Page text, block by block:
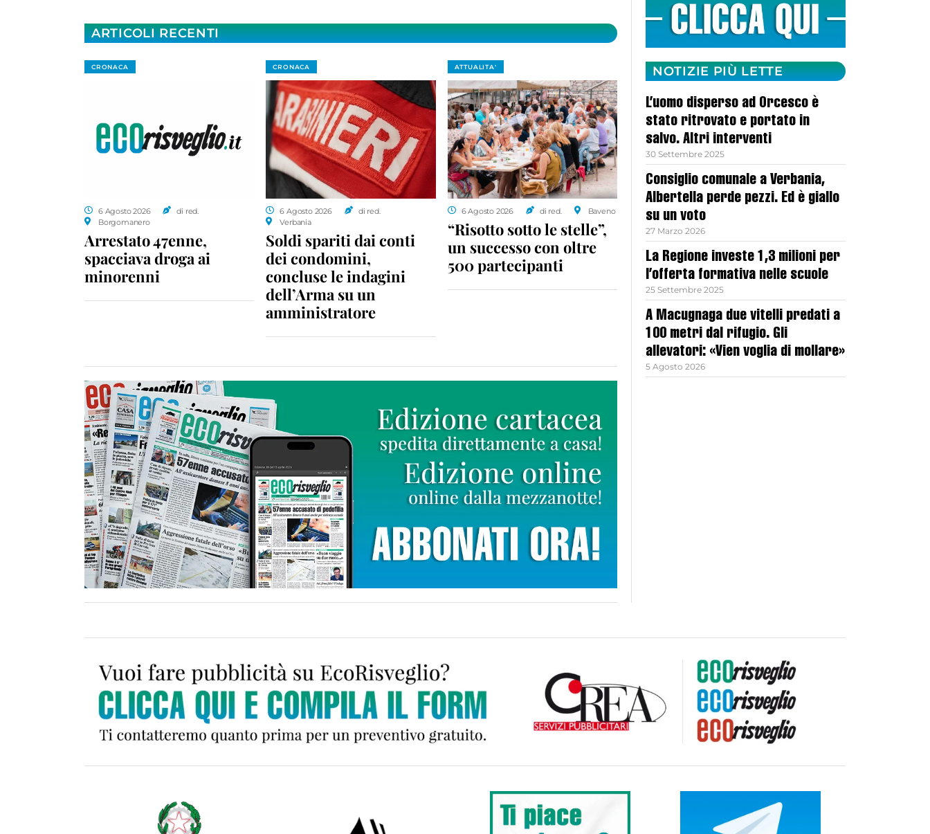
ARTICOLI RECENTI
CRONACA
6 Agosto 2026
di red.
Borgomanero
Arrestato 47enne,
spacciava droga ai
minorenni
CRONACA
6 Agosto 2026
di red.
Verbania
Soldi spariti dai conti
dei condomini,
concluse le indagini
dell’Arma su un
amministratore
ATTUALITA'
6 Agosto 2026 di red. Baveno
“Risotto sotto le stelle”,
un successo con oltre
500 partecipanti
NOTIZIE PIÙ LETTE
L’uomo disperso ad Orcesco è
stato ritrovato e portato in
salvo. Altri interventi
30 Settembre 2025
Consiglio comunale a Verbania,
Albertella perde pezzi. Ed è giallo
su un voto
27 Marzo 2026
La Regione investe 1,3 milioni per
l’offerta formativa nelle scuole
25 Settembre 2025
A Macugnaga due vitelli predati a
100 metri dal rifugio. Gli
allevatori: «Vien voglia di mollare»
5 Agosto 2026